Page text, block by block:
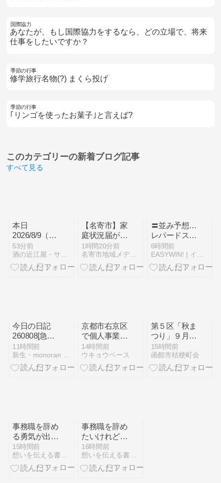
国際協力
あなたが、もし国際協力をするなら、どの立場で、将来
仕事をしたいですか？
季節の行事
修学旅行名物(?) まくら投げ
季節の行事
｢リンゴを使ったお菓子｣と言えば?
このカテゴリーの新着ブログ記事
すべて見る
本日
2026/8/9（日）
は店頭の定休
日～【自動投
稿】
53分前
【名寄市】家
庭状況届が届
いたら｜何の
手続きか・提
出先はどこか
1時間20分前
〓並み予想…
レパードステ
ークスGⅢ ╿
並み予想…
CBC賞GⅢ ╿
6時間前
今日の日記
260808[急な
夕立に驚く]
11時間前
京都市右京区
で個人事業を
始めるなら｜
開業届の提出
先は右京税務
14時間前
ウキョウベース
第５区「秋ま
つり」９月５
日（土）予告
15時間前
函館市桔梗町会
事務職を辞め
る勇気が出な
い人へ｜後悔
しない判断基
準と次の一歩
15時間前
想いを伝える書き方大全集
事務職を辞め
たいけれど次
がないと不安
な人へ｜退職
前にできる準
16時間前
想いを伝える書き方大全集